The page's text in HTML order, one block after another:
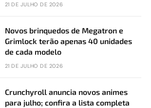
21 DE JULHO DE 2026
Novos brinquedos de Megatron e
Grimlock terão apenas 40 unidades
de cada modelo
21 DE JULHO DE 2026
Crunchyroll anuncia novos animes
para julho; confira a lista completa